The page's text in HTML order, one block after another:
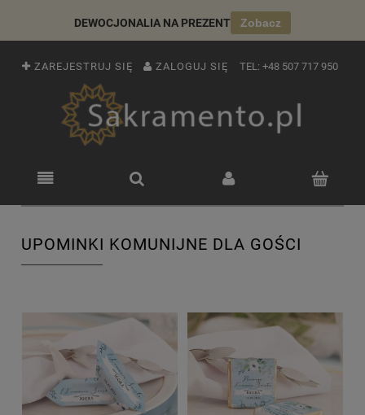
DEWOCJONALIA NA PREZENT Zobacz
ZAREJESTRUJ SIĘ ZALOGUJ SIĘ TEL: +48 507 717 950
UPOMINKI KOMUNIJNE DLA GOŚCI